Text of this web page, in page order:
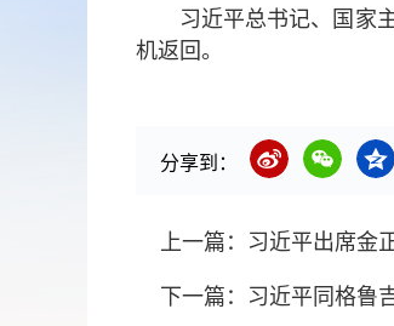
习近平总书记、国家
机返回。
分享到：
上一篇： 习近平出席金
下一篇： 习近平同格鲁